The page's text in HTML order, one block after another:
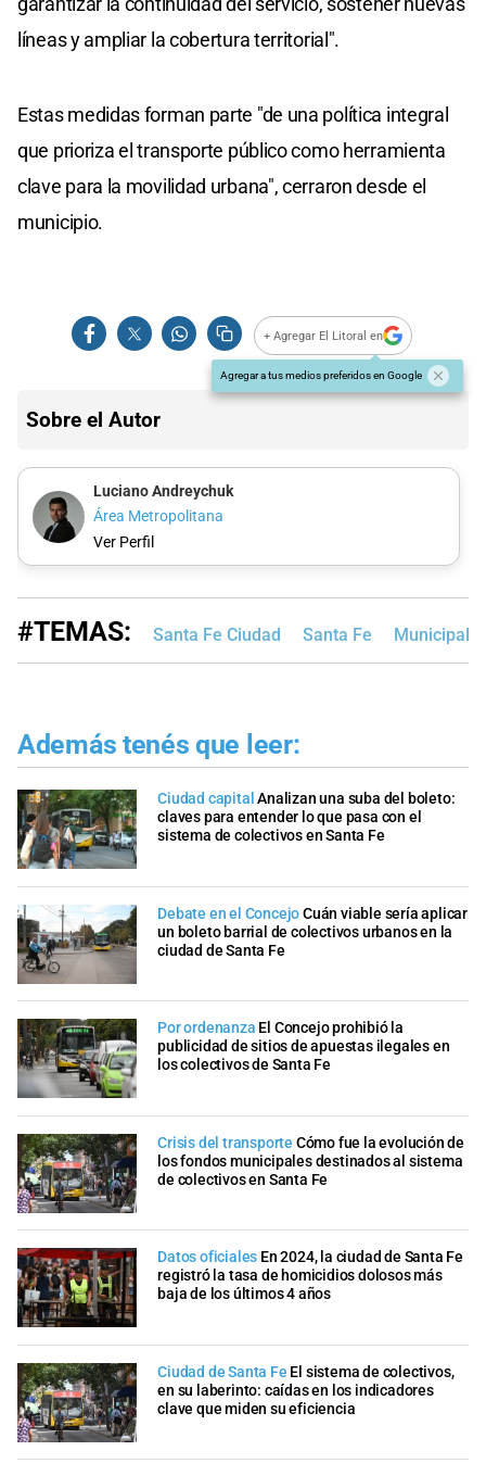
líneas y ampliar la cobertura territorial".
Estas medidas forman parte "de una política integral
que prioriza el transporte público como herramienta
clave para la movilidad urbana", cerraron desde el
municipio.
+ Agregar El Litoral en
Agregar a tus medios preferidos en Google
Sobre el Autor
Luciano Andreychuk
Área Metropolitana
Ver Perfil
#TEMAS: Santa Fe Ciudad Santa Fe
Además tenés que leer:
Ciudad capital Analizan una suba del boleto:
claves para entender lo que pasa con el
sistema de colectivos en Santa Fe
Debate en el ConcejoCuán viable sería aplicar
un boleto barrial de colectivos urbanos en la
ciudad de Santa Fe
Por ordenanza El Concejo prohibió la
publicidad de sitios de apuestas ilegales en
los colectivos de Santa Fe
Crisis del transporte Cómo fue la evolución de
los fondos municipales destinados al sistema
de colectivos en Santa Fe
Datos oficiales En 2024, la ciudad de Santa Fe
registró la tasa de homicidios dolosos más
baja de los últimos 4 años
Ciudad de Santa Fe El sistema de colectivos,
en su laberinto: caídas en los indicadores
clave que miden su eficiencia